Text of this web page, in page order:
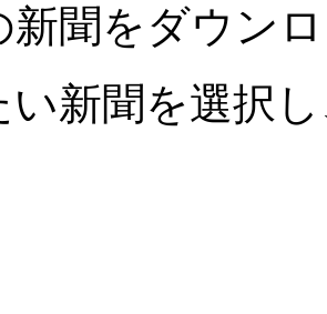
新聞をダウン
い新聞を選択